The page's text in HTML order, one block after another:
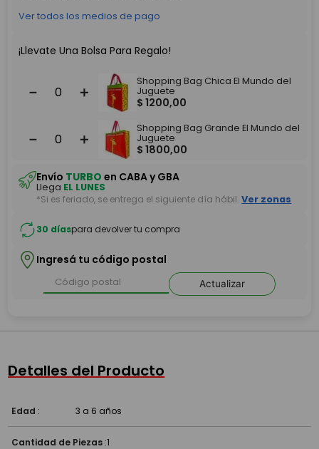
Ver todos los medios de pago
¡Llevate Una Bolsa Para Regalo!
＋
－
Shopping Bag Chica El Mundo del
Juguete
$ 1200,00
＋
－
Shopping Bag Grande El Mundo del
Juguete
$ 1800,00
Envío TURBO en CABA y GBA
Llega EL LUNES
*Si es feriado, se entrega el siguiente día hábil. Ver zonas
30 díaspara devolver tu compra
Ingresá tu código postal
Actualizar
Detalles del Producto
Edad : 3 a 6 años
Cantidad de Piezas :1